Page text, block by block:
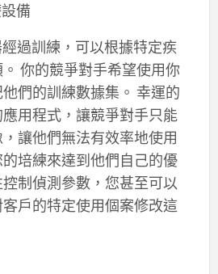
備
過訓練，可以根據特定疾
你的競爭對手希望使用你
們的訓練數據集。 幸運的
用程式，讓競爭對手只能
讓他們無法有效率地使用
培練來達到他們自己的優
制偵測參數，您甚至可以
戶的特定使用個案修改這